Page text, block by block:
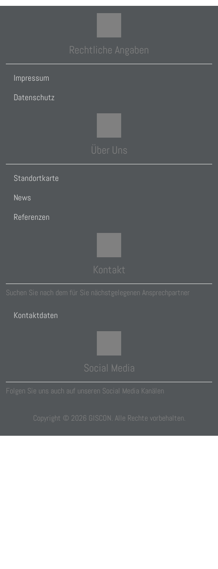
Rechtliche Angaben
Impressum
Datenschutz
Über Uns
Standortkarte
News
Referenzen
Kontakt
Suchen Sie nach dem für Sie nächstgelegenen Ansprechpartner
Kontaktdaten
Social Media
Folgen Sie uns auch auf unseren Social Media Kanälen
Copyright © 2026 GISCON. Alle Rechte vorbehalten.